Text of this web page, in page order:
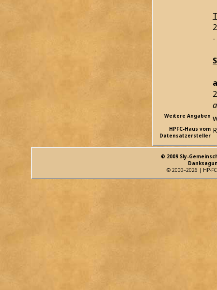
Weitere Angaben
HPFC-Haus vom
Datensatzersteller
© 2009 Sly-
© 2000–2026 | HP-